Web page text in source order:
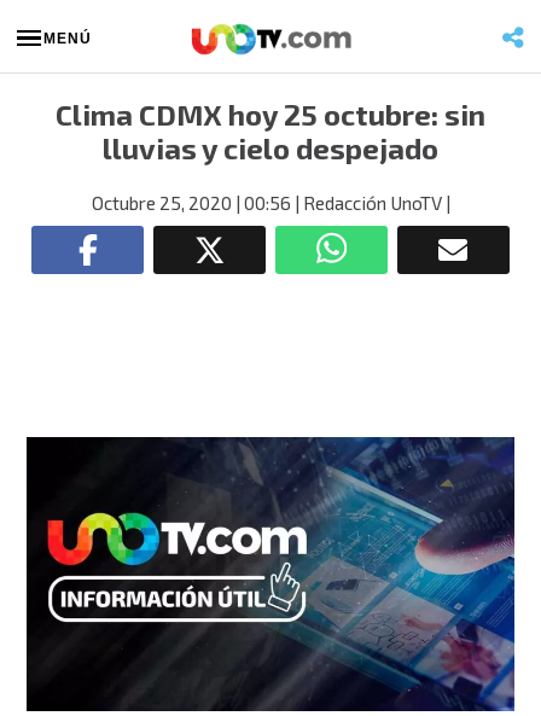
MENÚ
Clima CDMX hoy 25 octubre: sin
lluvias y cielo despejado
Octubre 25, 2020 | 00:56 | Redacción UnoTV|